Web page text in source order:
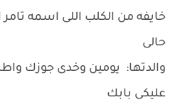
خايفه من الكلب اللى اسمه
حالى
والدتها: يومين وخدى جوزك
عليكى بابك